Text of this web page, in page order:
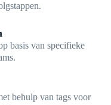
basis van specifieke
behulp van tags voor